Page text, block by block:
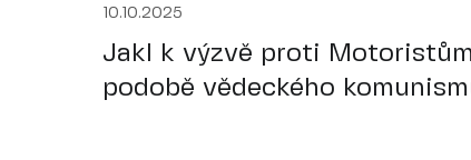
10.10.2025
Jakl k výzvě proti
podobě vědeckého